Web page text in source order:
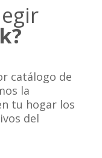
catálogo de
la
tu hogar los
del